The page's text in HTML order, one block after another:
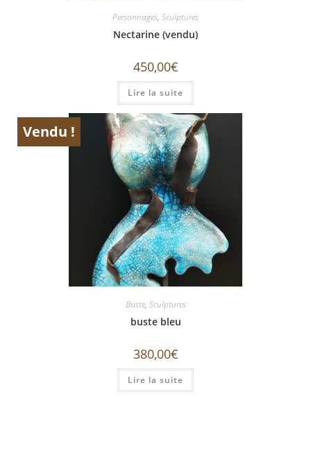
Personnages, Sculptures
Nectarine (vendu)
450,00€
Lire la suite
Vendu !
ÉPUISÉ
Buste, Sculptures
buste bleu
380,00€
Lire la suite